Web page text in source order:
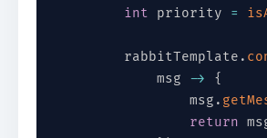
int priority =
        rabbitTemplate
.
            msg
->
{
                msg
.
return